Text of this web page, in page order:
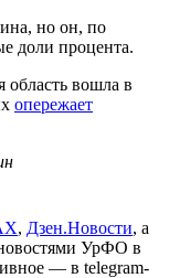
но он, по
доли процента.
область вошла в
опережает
, Дзен.Новости, а
УрФО в
— в telegram-